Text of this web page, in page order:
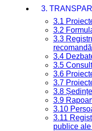
3.
3.1
3.2
3.3
3.4
3.5
3.6
3.7
3.8
3.9
3.10
3.11
publice